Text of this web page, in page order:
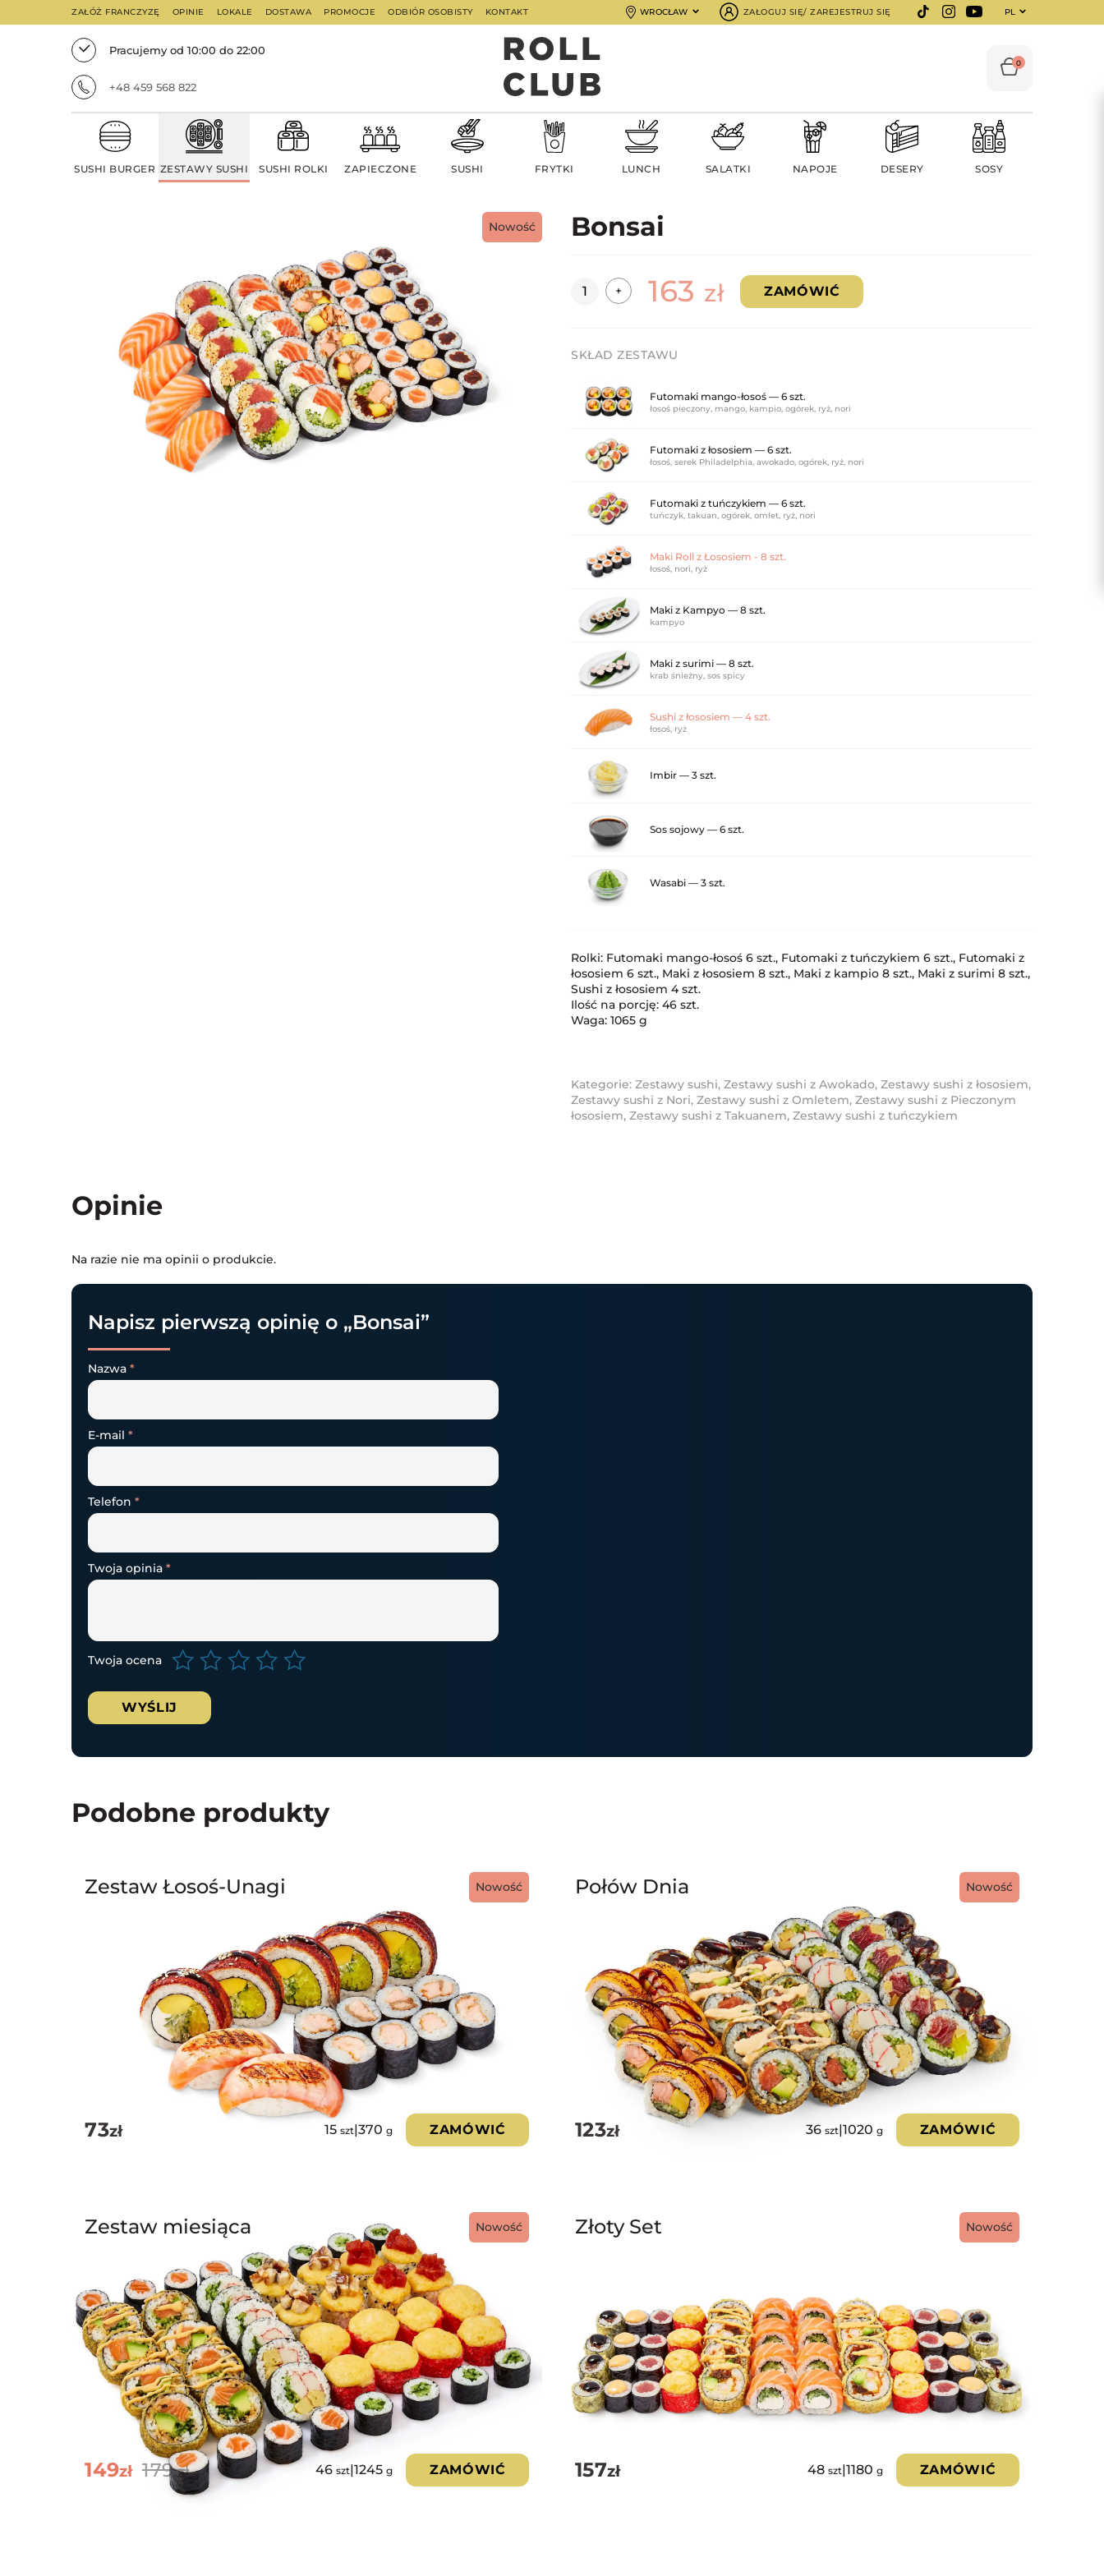
ZAŁÓŻ FRANCZYZĘ OPINIE LOKALE DOSTAWA PROMOCJE ODBIÓR OSOBISTY KONTAKT WROCŁAW ZAŁOGUJ SIĘ/ ZAREJESTRUJ SIĘ PL
Pracujemy od 10:00 do 22:00
+48 459 568 822
0
SUSHI BURGER ZESTAWY SUSHI SUSHI ROLKI ZAPIECZONE SUSHI FRYTKI LUNCH SALATKI NAPOJE DESERY SOSY
Nowość Bonsai
Ilość + 163 zł ZAMÓWIĆ
SKŁAD ZESTAWU
Futomaki mango-łosoś — 6 szt.
łosoś pieczony, mango, kampio, ogórek, ryż, nori
Futomaki z łososiem — 6 szt.
łosoś, serek Philadelphia, awokado, ogórek, ryż, nori
Futomaki z tuńczykiem — 6 szt.
tuńczyk, takuan, ogórek, omlet, ryż, nori
Maki Roll z Łososiem - 8 szt.
łosoś, nori, ryż
Maki z Kampyo — 8 szt.
kampyo
Maki z surimi — 8 szt.
krab śnieżny, sos spicy
Sushi z łososiem — 4 szt.
łosoś, ryż
Imbir — 3 szt.
Sos sojowy — 6 szt.
Wasabi — 3 szt.
Rolki: Futomaki mango-łosoś 6 szt., Futomaki z tuńczykiem 6 szt., Futomaki z
łososiem 6 szt., Maki z łososiem 8 szt., Maki z kampio 8 szt., Maki z surimi 8 szt.,
Sushi z łososiem 4 szt.
Ilość na porcję: 46 szt.
Waga: 1065 g
Kategorie:Zestawy sushi,Zestawy sushi z Awokado,Zestawy sushi z łososiem,
Zestawy sushi z Nori,Zestawy sushi z Omletem,Zestawy sushi z Pieczonym
łososiem,Zestawy sushi z Takuanem,Zestawy sushi z tuńczykiem
Opinie
Na razie nie ma opinii o produkcie.
Napisz pierwszą opinię o „Bonsai”
Nazwa *
E-mail *
Telefon *
Twoja ocena
Twoja opinia *
Podobne produkty
Nowość
Zestaw Łosoś-Unagi
73zł 15szt|370g ZAMÓWIĆ
Nowość
Połów Dnia
123zł 36 szt|1020 g ZAMÓWIĆ
Nowość
Zestaw miesiąca
179zł
149zł 46szt|1245g ZAMÓWIĆ
Nowość
Złoty Set
157zł 48 szt|1180 g ZAMÓWIĆ